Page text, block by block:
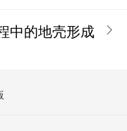
中的地壳形成